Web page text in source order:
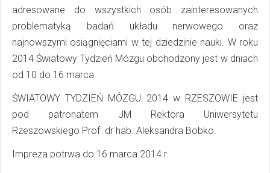
adresowane do wszystkich osób zainteresowanych
problematyką badań układu nerwowego oraz
najnowszymi osiągnięciami w tej dziedzinie nauki. W roku
2014 Światowy Tydzień Mózgu obchodzony jest w dniach
od 10 do 16 marca.
ŚWIATOWY TYDZIEŃ MÓZGU 2014 w RZESZOWIE jest
pod patronatem JM Rektora Uniwersytetu
Rzeszowskiego Prof. dr hab. Aleksandra Bobko.
Impreza potrwa do 16 marca 2014 r.